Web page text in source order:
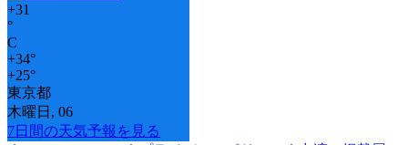
+31
°
C
+34°
+25°
東京都
木曜日, 06
7日間の天気予報を見る